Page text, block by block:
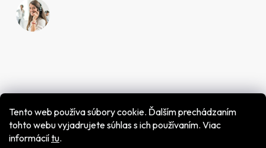
Tento web používa súbory cookie. Ďalším prechádzaním
tohto webu vyjadrujete súhlas s ich používaním. Viac
informáciítu.